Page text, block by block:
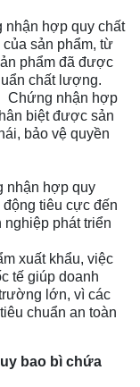
hợp quy chất
sản phẩm, từ
phẩm đã được
chất lượng.
Chứng nhận hợp
biệt được sản
bảo vệ quyền
nhận hợp quy
tiêu cực đến
phát triển
xuất khẩu, việc
tế giúp doanh
lớn, vì các
chuẩn an toàn
bao bì chứa